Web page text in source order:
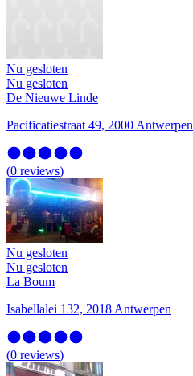
Nu gesloten
Nu gesloten
De Nieuwe Linde
Pacificatiestraat 49, 2000 Antwerpen
(0 reviews)
Nu gesloten
Nu gesloten
La Boum
Isabellalei 132, 2018 Antwerpen
(0 reviews)